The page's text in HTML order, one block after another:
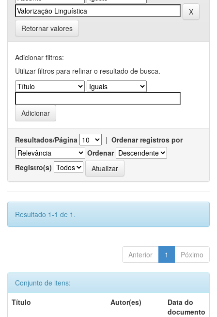
Retornar valores
Adicionar filtros:
Utilizar filtros para refinar o resultado de busca.
Resultados/Página | Ordenar registros por
Ordenar
Registro(s)
Resultado 1-1 de 1.
Anterior 1 Póximo
Conjunto de itens:
Título
Autor(es)
Data do
documento